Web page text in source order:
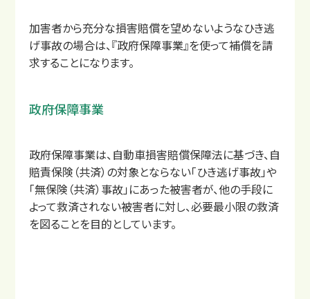
加害者から充分な損害賠償を望めないようなひき逃
げ事故の場合は、『政府保障事業』を使って補償を請
求することになります。
政府保障事業
政府保障事業は、自動車損害賠償保障法に基づき、自
賠責保険（共済）の対象とならない「ひき逃げ事故」や
「無保険（共済）事故」にあった被害者が、他の手段に
よって救済されない被害者に対し、必要最小限の救済
を図ることを目的としています。